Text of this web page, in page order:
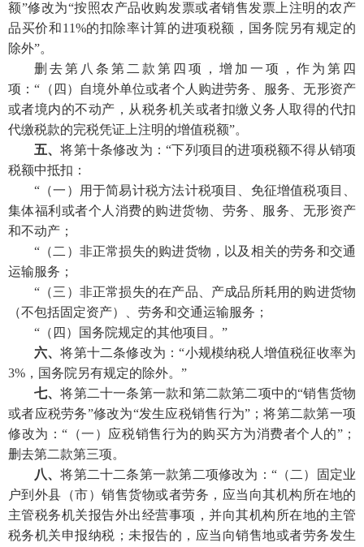
额”修改为“按照农产品收购发票或者销售发票上注明的农产
品买价和11%的扣除率计算的进项税额，国务院另有规定的
除外”。
删去第八条第二款第四项，增加一项，作为第四
项：“（四）自境外单位或者个人购进劳务、服务、无形资产
或者境内的不动产，从税务机关或者扣缴义务人取得的代扣
代缴税款的完税凭证上注明的增值税额”。
五、将第十条修改为：“下列项目的进项税额不得从销项
税额中抵扣：
“（一）用于简易计税方法计税项目、免征增值税项目、
集体福利或者个人消费的购进货物、劳务、服务、无形资产
和不动产；
“（二）非正常损失的购进货物，以及相关的劳务和交通
运输服务；
“（三）非正常损失的在产品、产成品所耗用的购进货物
（不包括固定资产）、劳务和交通运输服务；
“（四）国务院规定的其他项目。”
六、将第十二条修改为：“小规模纳税人增值税征收率为
3%，国务院另有规定的除外。”
七、将第二十一条第一款和第二款第二项中的“销售货物
或者应税劳务”修改为“发生应税销售行为”；将第二款第一项
修改为：“（一）应税销售行为的购买方为消费者个人的”；
删去第二款第三项。
八、将第二十二条第一款第二项修改为：“（二）固定业
户到外县（市）销售货物或者劳务，应当向其机构所在地的
主管税务机关报告外出经营事项，并向其机构所在地的主管
税务机关申报纳税；未报告的，应当向销售地或者劳务发生